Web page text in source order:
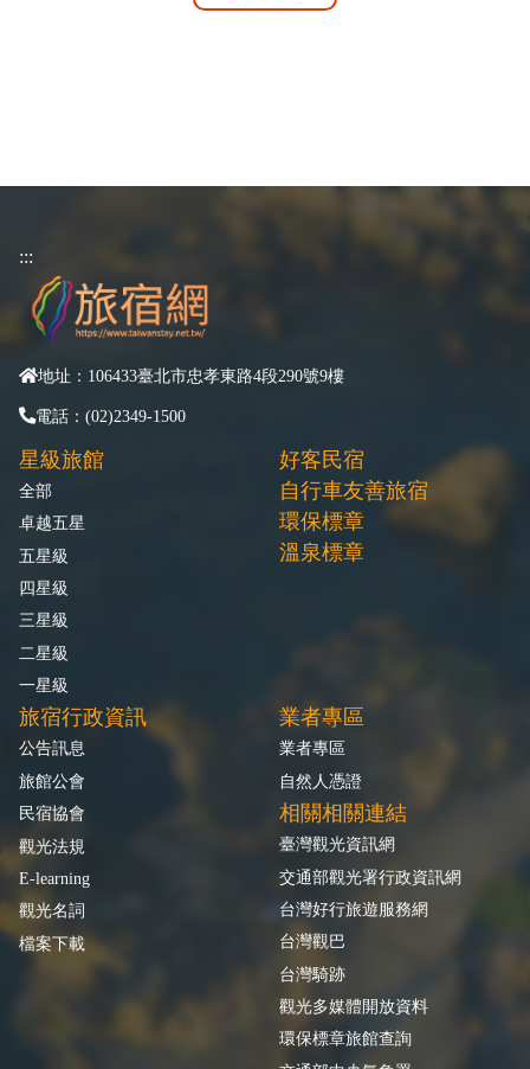
:::
地址：106433臺北市忠孝東路4段290號9樓
電話：(02)2349-1500
星級旅館
全部
卓越五星
五星級
四星級
三星級
二星級
一星級
好客民宿
自行車友善旅宿
環保標章
溫泉標章
旅宿行政資訊
公告訊息
旅館公會
民宿協會
觀光法規
E-learning
觀光名詞
檔案下載
業者專區
業者專區
自然人憑證
相關相關連結
臺灣觀光資訊網
交通部觀光署行政資訊網
台灣好行旅遊服務網
台灣觀巴
台灣騎跡
觀光多媒體開放資料
環保標章旅館查詢